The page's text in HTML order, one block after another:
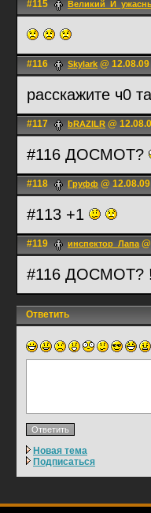
#115
#116 Skylark @
расскажите ч0
#117 bRAZILR @
#116 ДОСМОТ?
#118 Груфф @
#113 +1
#119 инспектор_Лапа@
#116 ДОСМОТ?
Ответить
Новая тема
Подписаться